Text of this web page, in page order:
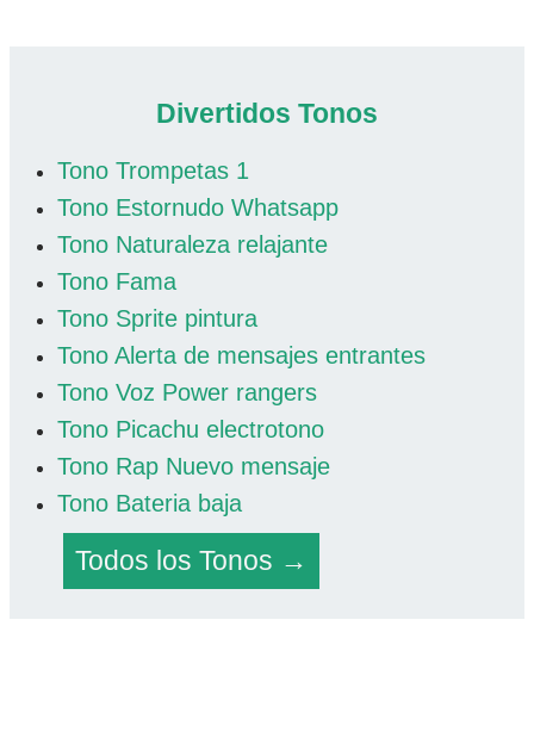
Divertidos Tonos
Tono Trompetas 1
Tono Estornudo Whatsapp
Tono Naturaleza relajante
Tono Fama
Tono Sprite pintura
Tono Alerta de mensajes entrantes
Tono Voz Power rangers
Tono Picachu electrotono
Tono Rap Nuevo mensaje
Tono Bateria baja
Todos los Tonos →